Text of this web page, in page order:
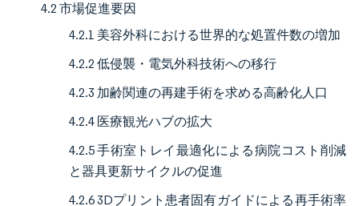
4.2 市場促進要因
4.2.1 美容外科における世界的な処置件数の増加
4.2.2 低侵襲・電気外科技術への移行
4.2.3 加齢関連の再建手術を求める高齢化人口
4.2.4 医療観光ハブの拡大
4.2.5 手術室トレイ最適化による病院コスト削減
と器具更新サイクルの促進
4.2.6 3Dプリント患者固有ガイドによる再手術率